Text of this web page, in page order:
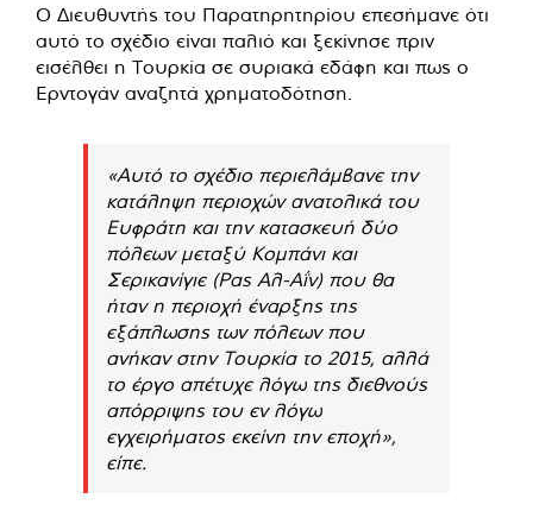
Ο Διευθυντής του Παρατηρητηρίου επεσήμανε ότι
αυτό το σχέδιο είναι παλιό και ξεκίνησε πριν
εισέλθει η Τουρκία σε συριακά εδάφη και πως ο
Ερντογάν αναζητά χρηματοδότηση.
«Αυτό το σχέδιο περιελάμβανε την
κατάληψη περιοχών ανατολικά του
Ευφράτη και την κατασκευή δύο
πόλεων μεταξύ Κομπάνι και
Σερικανίγιε (Ρας Αλ-Αΐν) που θα
ήταν η περιοχή έναρξης της
εξάπλωσης των πόλεων που
ανήκαν στην Τουρκία το 2015, αλλά
το έργο απέτυχε λόγω της διεθνούς
απόρριψης του εν λόγω
εγχειρήματος εκείνη την εποχή»,
είπε.